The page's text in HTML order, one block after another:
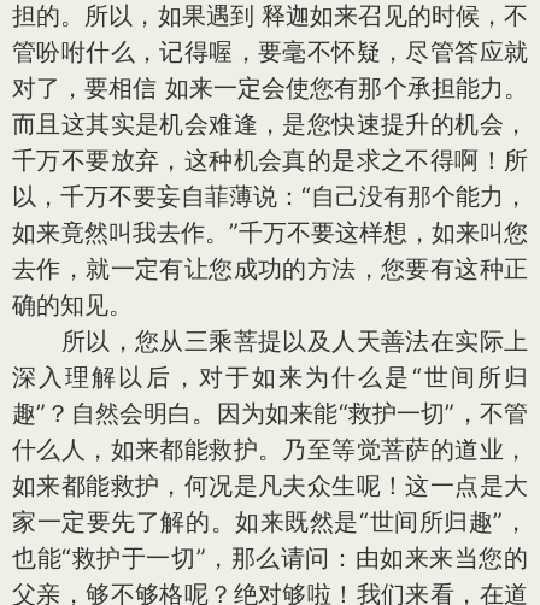
担的。所以，如果遇到 释迦如来召见的时候，不
管吩咐什么，记得喔，要毫不怀疑，尽管答应就
对了，要相信 如来一定会使您有那个承担能力。
而且这其实是机会难逢，是您快速提升的机会，
千万不要放弃，这种机会真的是求之不得啊！所
以，千万不要妄自菲薄说：“自己没有那个能力，
如来竟然叫我去作。”千万不要这样想，如来叫您
去作，就一定有让您成功的方法，您要有这种正
确的知见。
所以，您从三乘菩提以及人天善法在实际上
深入理解以后，对于如来为什么是“世间所归
趣”？自然会明白。因为如来能“救护一切”，不管
什么人，如来都能救护。乃至等觉菩萨的道业，
如来都能救护，何况是凡夫众生呢！这一点是大
家一定要先了解的。如来既然是“世间所归趣”，
也能“救护于一切”，那么请问：由如来来当您的
父亲，够不够格呢？绝对够啦！我们来看，在道